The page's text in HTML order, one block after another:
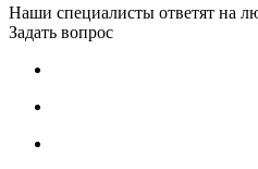
Наши специалисты ответят на
Задать вопрос